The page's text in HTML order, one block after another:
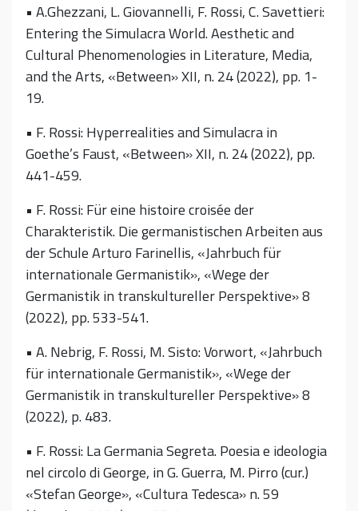
• A.Ghezzani, L. Giovannelli, F. Rossi, C. Savettieri:
Entering the Simulacra World. Aesthetic and
Cultural Phenomenologies in Literature, Media,
and the Arts, «Between» XII, n. 24 (2022), pp. 1-
19.
• F. Rossi: Hyperrealities and Simulacra in
Goethe’s Faust, «Between» XII, n. 24 (2022), pp.
441-459.
• F. Rossi: Für eine histoire croisée der
Charakteristik. Die germanistischen Arbeiten aus
der Schule Arturo Farinellis, «Jahrbuch für
internationale Germanistik», «Wege der
Germanistik in transkultureller Perspektive» 8
(2022), pp. 533-541.
• A. Nebrig, F. Rossi, M. Sisto: Vorwort, «Jahrbuch
für internationale Germanistik», «Wege der
Germanistik in transkultureller Perspektive» 8
(2022), p. 483.
• F. Rossi: La Germania Segreta. Poesia e ideologia
nel circolo di George, in G. Guerra, M. Pirro (cur.)
«Stefan George», «Cultura Tedesca» n. 59